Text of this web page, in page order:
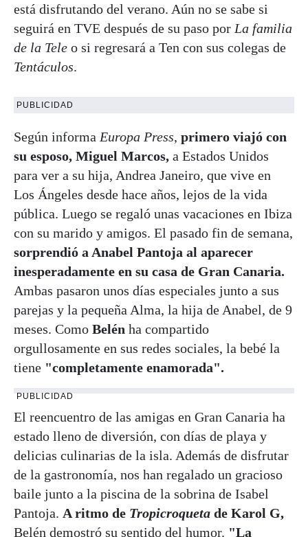
está disfrutando del verano. Aún no se sabe si
seguirá en TVE después de su paso por La familia
de la Tele o si regresará a Ten con sus colegas de
Tentáculos.
PUBLICIDAD
Según informa Europa Press, primero viajó con
su esposo, Miguel Marcos, a Estados Unidos
para ver a su hija, Andrea Janeiro, que vive en
Los Ángeles desde hace años, lejos de la vida
pública. Luego se regaló unas vacaciones en Ibiza
con su marido y amigos. El pasado fin de semana,
sorprendió a Anabel Pantoja al aparecer
inesperadamente en su casa de Gran Canaria.
Ambas pasaron unos días especiales junto a sus
parejas y la pequeña Alma, la hija de Anabel, de 9
meses. Como Belén ha compartido
orgullosamente en sus redes sociales, la bebé la
tiene "completamente enamorada".
PUBLICIDAD
El reencuentro de las amigas en Gran Canaria ha
estado lleno de diversión, con días de playa y
delicias culinarias de la isla. Además de disfrutar
de la gastronomía, nos han regalado un gracioso
baile junto a la piscina de la sobrina de Isabel
Pantoja. A ritmo de Tropicroqueta de Karol G,
Belén demostró su sentido del humor. "La